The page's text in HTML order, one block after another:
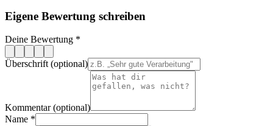
Eigene Bewertung schreiben
Deine Bewertung *
Überschrift (optional)
Kommentar (optional)
Name *